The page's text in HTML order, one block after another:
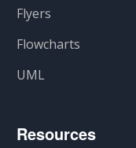
Flyers
Flowcharts
UML
Resources